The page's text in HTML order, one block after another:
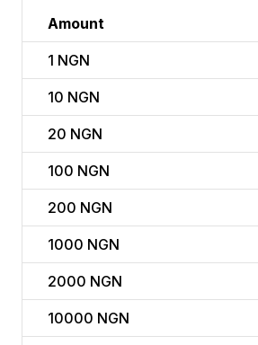
Amount
1 NGN
10 NGN
20 NGN
100 NGN
200 NGN
1000 NGN
2000 NGN
10000 NGN